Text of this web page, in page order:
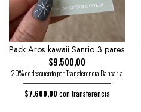
Pack Aros kawaii Sanrio 3 pares
$9.500,00
20% de descuento por Transferencia Bancaria
$7.600,00 con transferencia